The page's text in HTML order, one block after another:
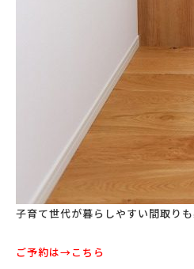
子育て世代が暮らしやすい間取りも
ご予約は→こちら